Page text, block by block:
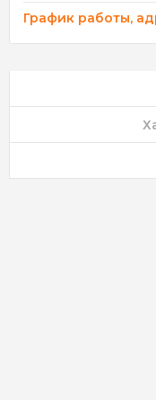
График работы,